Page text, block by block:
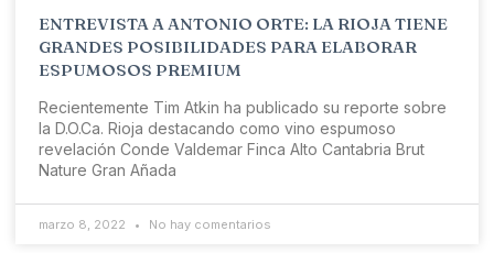
ENTREVISTA A ANTONIO ORTE: LA RIOJA TIENE
GRANDES POSIBILIDADES PARA ELABORAR
ESPUMOSOS PREMIUM
Recientemente Tim Atkin ha publicado su reporte sobre
la D.O.Ca. Rioja destacando como vino espumoso
revelación Conde Valdemar Finca Alto Cantabria Brut
Nature Gran Añada
marzo 8, 2022 No hay comentarios